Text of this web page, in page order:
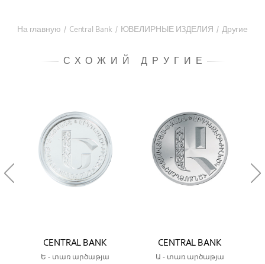
На главную / Central Bank / ЮВЕЛИРНЫЕ ИЗДЕЛИЯ / Другие
СХОЖИЙ ДРУГИЕ
CENTRAL BANK
Ե - տառ արծաթյա
CENTRAL BANK
Ա - տառ արծաթյա